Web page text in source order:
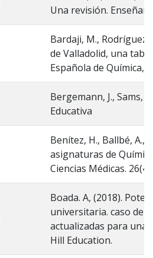
Una revisión.
Bardaji, M., Rodríguez,
de Valladolid, una
Española de Química,
Bergemann, J., Sams,
Educativa
Benítez, H., Ballbé, A.,
asignaturas de
Ciencias Médicas. 26(4)
Boada. A, (2018).
universitaria. caso de
actualizadas para una
Hill Education.